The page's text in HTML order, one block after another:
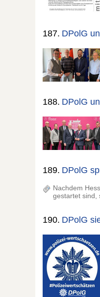
187. DPolG
188. DPolG
189. DPolG
Nachdem
gestartet sind,
190. DPolG